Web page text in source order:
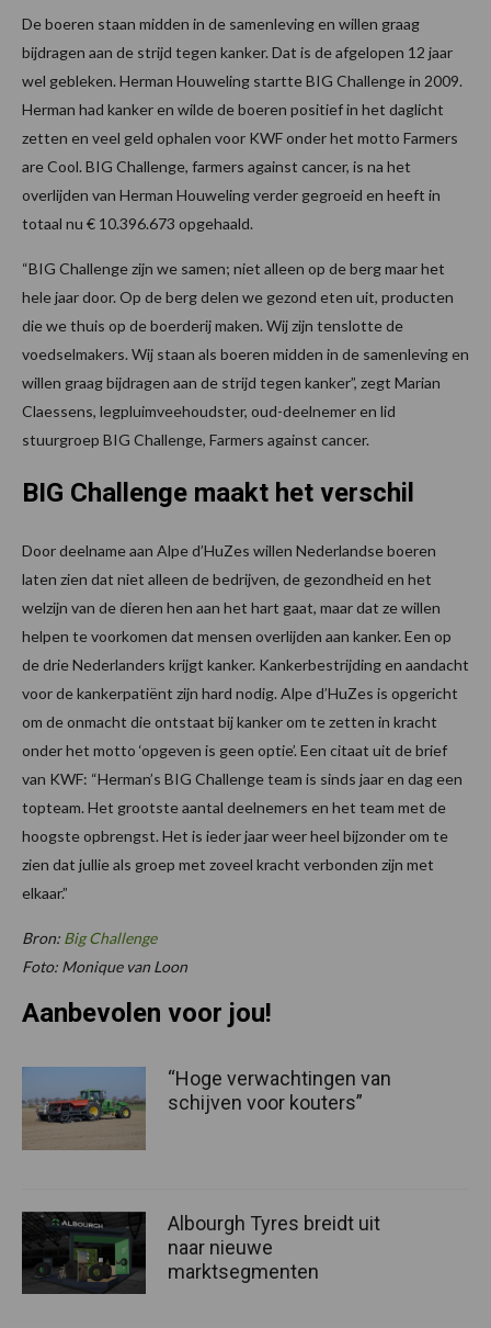
De boeren staan midden in de samenleving en willen graag
bijdragen aan de strijd tegen kanker. Dat is de afgelopen 12 jaar
wel gebleken. Herman Houweling startte BIG Challenge in 2009.
Herman had kanker en wilde de boeren positief in het daglicht
zetten en veel geld ophalen voor KWF onder het motto Farmers
are Cool. BIG Challenge, farmers against cancer, is na het
overlijden van Herman Houweling verder gegroeid en heeft in
totaal nu € 10.396.673 opgehaald.
“BIG Challenge zijn we samen; niet alleen op de berg maar het
hele jaar door. Op de berg delen we gezond eten uit, producten
die we thuis op de boerderij maken. Wij zijn tenslotte de
voedselmakers. Wij staan als boeren midden in de samenleving en
willen graag bijdragen aan de strijd tegen kanker”, zegt Marian
Claessens, legpluimveehoudster, oud-deelnemer en lid
stuurgroep BIG Challenge, Farmers against cancer.
BIG Challenge maakt het verschil
Door deelname aan Alpe d’HuZes willen Nederlandse boeren
laten zien dat niet alleen de bedrijven, de gezondheid en het
welzijn van de dieren hen aan het hart gaat, maar dat ze willen
helpen te voorkomen dat mensen overlijden aan kanker. Een op
de drie Nederlanders krijgt kanker. Kankerbestrijding en aandacht
voor de kankerpatiënt zijn hard nodig. Alpe d’HuZes is opgericht
om de onmacht die ontstaat bij kanker om te zetten in kracht
onder het motto ‘opgeven is geen optie’. Een citaat uit de brief
van KWF: “Herman’s BIG Challenge team is sinds jaar en dag een
topteam. Het grootste aantal deelnemers en het team met de
hoogste opbrengst. Het is ieder jaar weer heel bijzonder om te
zien dat jullie als groep met zoveel kracht verbonden zijn met
elkaar.”
Bron: Big Challenge
Foto: Monique van Loon
Aanbevolen voor jou!
“Hoge verwachtingen van
schijven voor kouters”
Albourgh Tyres breidt uit
naar nieuwe
marktsegmenten